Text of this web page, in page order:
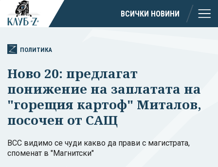
ВСИЧКИ НОВИНИ
ПОЛИТИКА
Ново 20: предлагат
понижение на заплатата на
"горещия картоф" Миталов,
посочен от САЩ
ВСС видимо се чуди какво да прави с магистрата,
споменат в "Магнитски"